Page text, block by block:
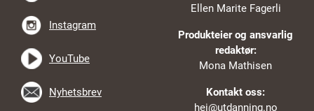
Ellen Marite Fagerli
Produkteier og ansvarlig
redaktør:
Mona Mathisen
Kontakt oss:
hei@utdanning.no
Instagram
YouTube
Nyhetsbrev